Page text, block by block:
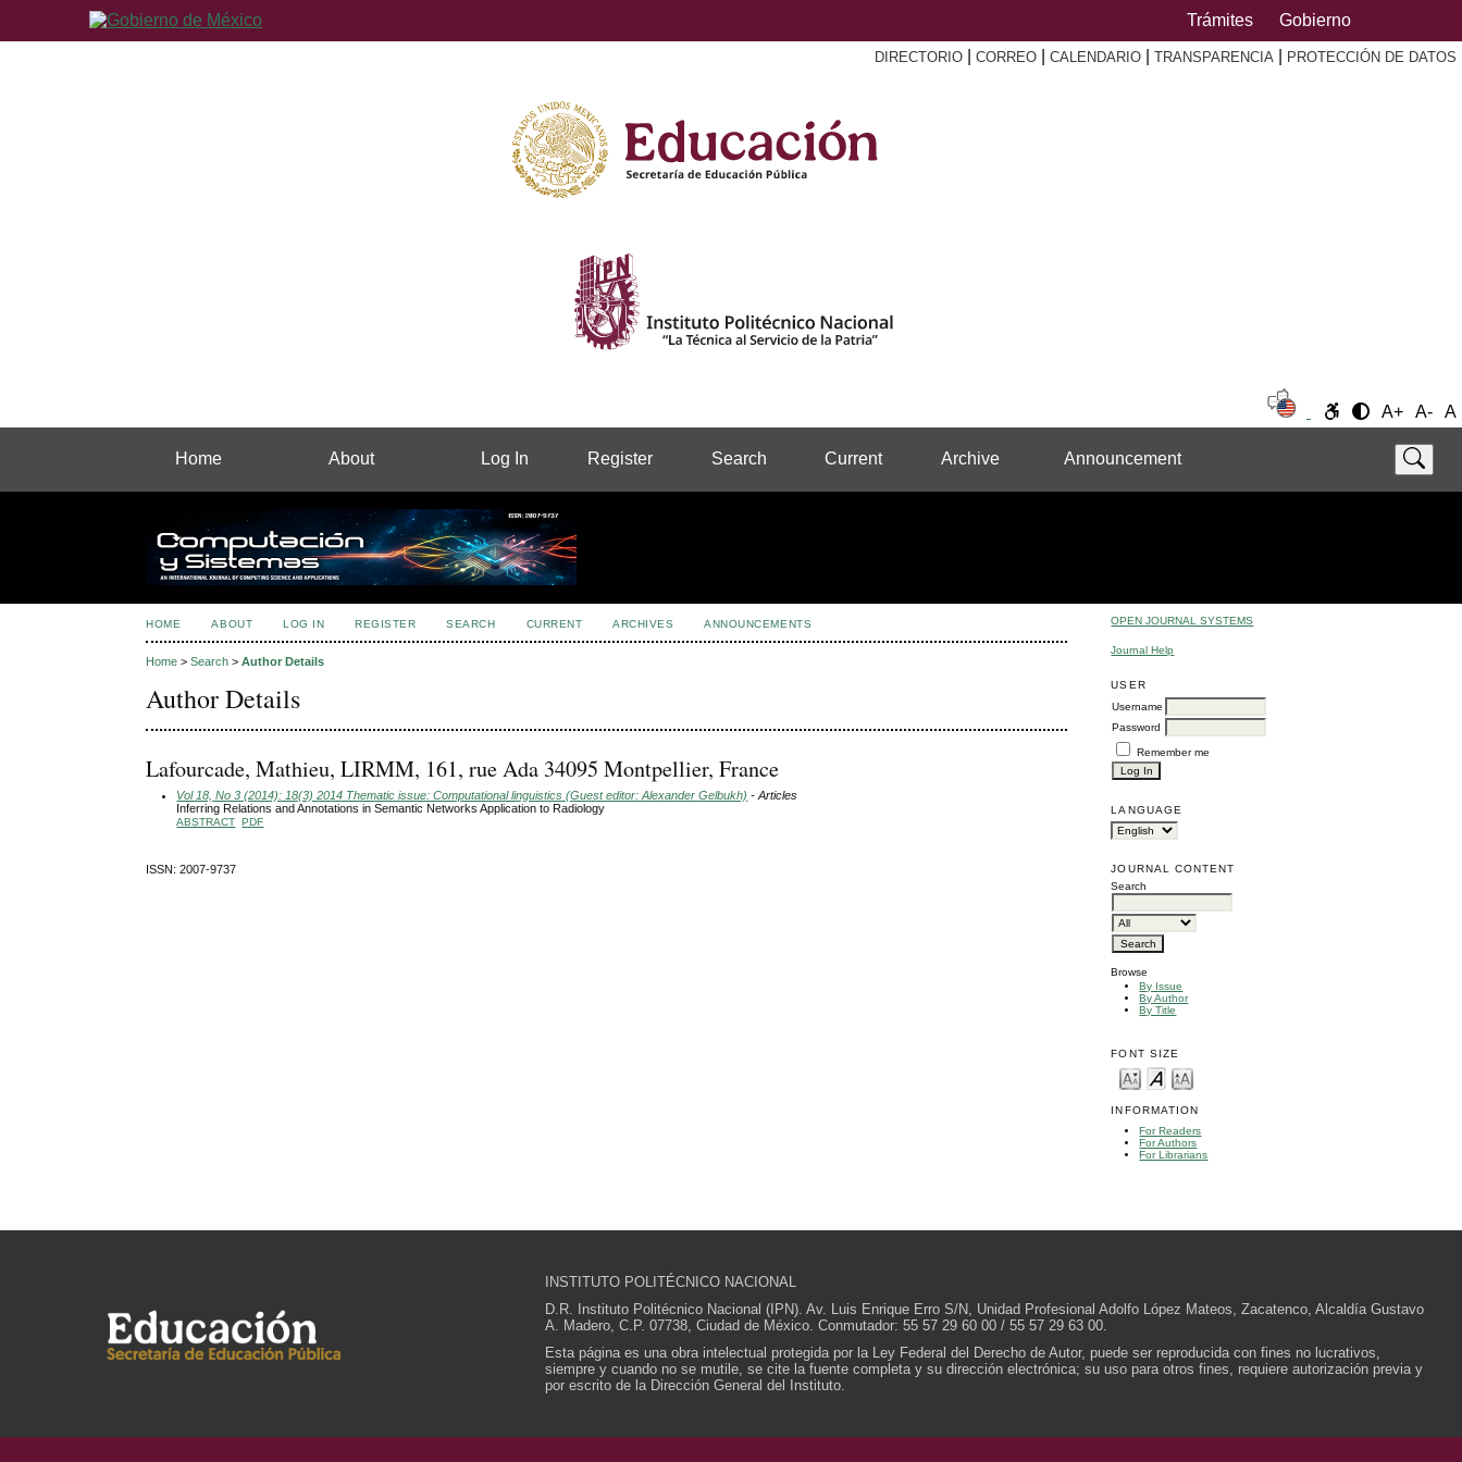
Trámites Gobierno
DIRECTORIO CORREO CALENDARIO TRANSPARENCIA PROTECCIÓN DE DATOS
A+ A- A
Home About Log In Register Search Current Archive Announcement
OPEN JOURNAL SYSTEMS
Journal Help
USER
Username
Password
Remember me
LANGUAGE
JOURNAL CONTENT
Search
Browse
By Issue
By Author
By Title
FONT SIZE
INFORMATION
For Readers
For Authors
For Librarians
HOME ABOUT LOG IN REGISTER SEARCH CURRENT ARCHIVES ANNOUNCEMENTS
Home >Search >Author Details
Author Details
Lafourcade, Mathieu, LIRMM, 161, rue Ada 34095 Montpellier, France
Vol 18, No 3 (2014): 18(3) 2014 Thematic issue: Computational linguistics (Guest editor: Alexander Gelbukh) - Articles
Inferring Relations and Annotations in Semantic Networks Application to Radiology
ABSTRACT PDF
ISSN: 2007-9737
INSTITUTO POLITÉCNICO NACIONAL
D.R. Instituto Politécnico Nacional (IPN). Av. Luis Enrique Erro S/N, Unidad Profesional Adolfo López Mateos, Zacatenco, Alcaldía Gustavo
A. Madero, C.P. 07738, Ciudad de México. Conmutador: 55 57 29 60 00 / 55 57 29 63 00.
Esta página es una obra intelectual protegida por la Ley Federal del Derecho de Autor, puede ser reproducida con fines no lucrativos,
siempre y cuando no se mutile, se cite la fuente completa y su dirección electrónica; su uso para otros fines, requiere autorización previa y
por escrito de la Dirección General del Instituto.